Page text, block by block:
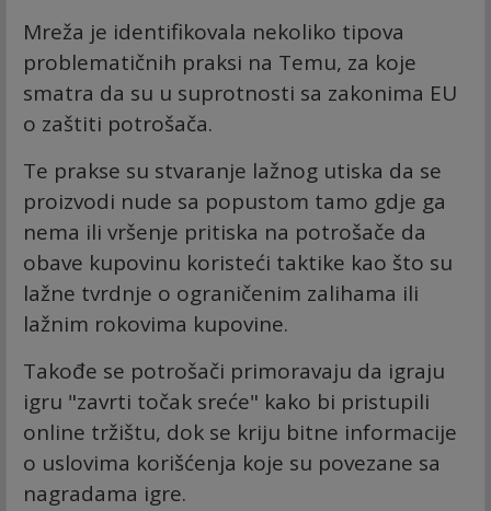
Mreža je identifikovala nekoliko tipova
problematičnih praksi na Temu, za koje
smatra da su u suprotnosti sa zakonima EU
o zaštiti potrošača.
Te prakse su stvaranje lažnog utiska da se
proizvodi nude sa popustom tamo gdje ga
nema ili vršenje pritiska na potrošače da
obave kupovinu koristeći taktike kao što su
lažne tvrdnje o ograničenim zalihama ili
lažnim rokovima kupovine.
Takođe se potrošači primoravaju da igraju
igru "zavrti točak sreće" kako bi pristupili
online tržištu, dok se kriju bitne informacije
o uslovima korišćenja koje su povezane sa
nagradama igre.